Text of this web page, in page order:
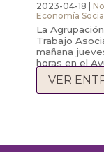
2023-04-18 |
Economía Social
La
Trabajo
mañana
horas en el
de
en la
VER